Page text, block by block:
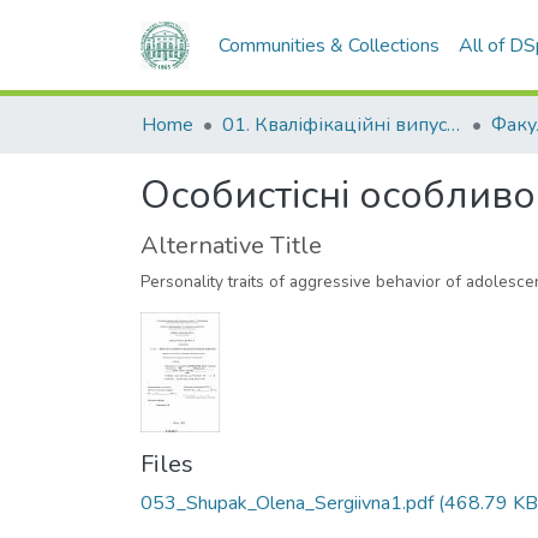
Communities & Collections All of
Home 01. Кваліфікаційні випускні роботи здобувачів вищої освіти
Особистісні
Alternative Title
Personality traits of aggressive behavior of
Files
053_Shupak_Olena_Sergiivna1.pdf(468.79